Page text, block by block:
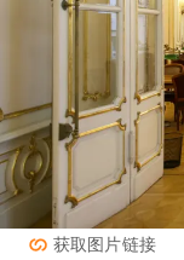
获取图片链接